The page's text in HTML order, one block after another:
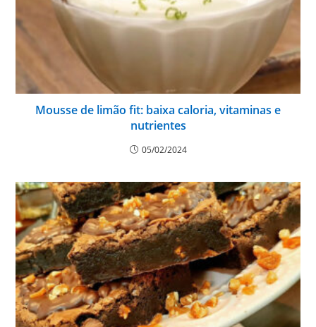
Mousse de limão fit: baixa caloria, vitaminas e
nutrientes
05/02/2024